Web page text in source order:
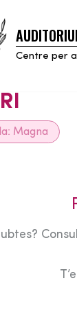
Centre per
Magna